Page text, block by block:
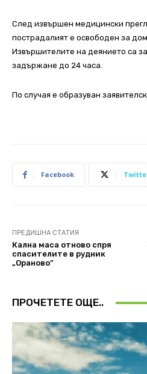
След извършен медицински
пострадалият е освободен за
Извършителите на деянието са
задържане до 24 часа.
По случая е образуван
Facebook
ПРЕДИШНА СТАТИЯ
Кална маса отново спря
спасителите в рудник
„Ораново”
ПРОЧЕТЕТЕ ОЩЕ..